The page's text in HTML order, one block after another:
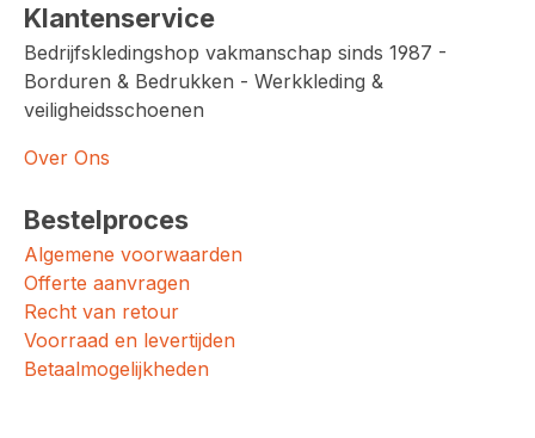
Klantenservice
Bedrijfskledingshop vakmanschap sinds 1987 -
Borduren & Bedrukken - Werkkleding &
veiligheidsschoenen
Over Ons
Bestelproces
Algemene voorwaarden
Offerte aanvragen
Recht van retour
Voorraad en levertijden
Betaalmogelijkheden